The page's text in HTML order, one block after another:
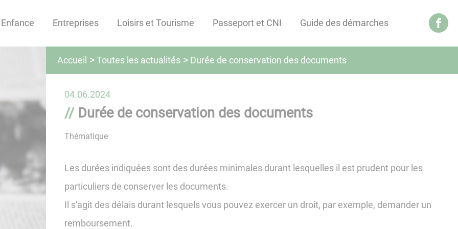
Enfance Entreprises Loisirs et Tourisme Passeport et CNI Guide des démarches
Accueil Toutes les actualités Durée de conservation des documents
04.06.2024
Durée de conservation des documents
Thématique
Les durées indiquées sont des durées minimales durant lesquelles il est prudent pour les
particuliers de conserver les documents.
Il s'agit des délais durant lesquels vous pouvez exercer un droit, par exemple, demander un
remboursement.